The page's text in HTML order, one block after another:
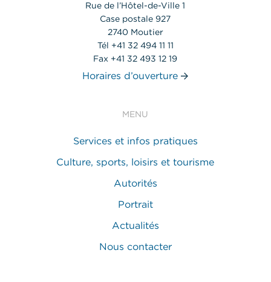
Rue de l’Hôtel-de-Ville 1
Case postale 927
2740 Moutier
Tél +41 32 494 11 11
Fax +41 32 493 12 19
Horaires d’ouverture
MENU
Services et infos pratiques
Culture, sports, loisirs et tourisme
Autorités
Portrait
Actualités
Nous contacter